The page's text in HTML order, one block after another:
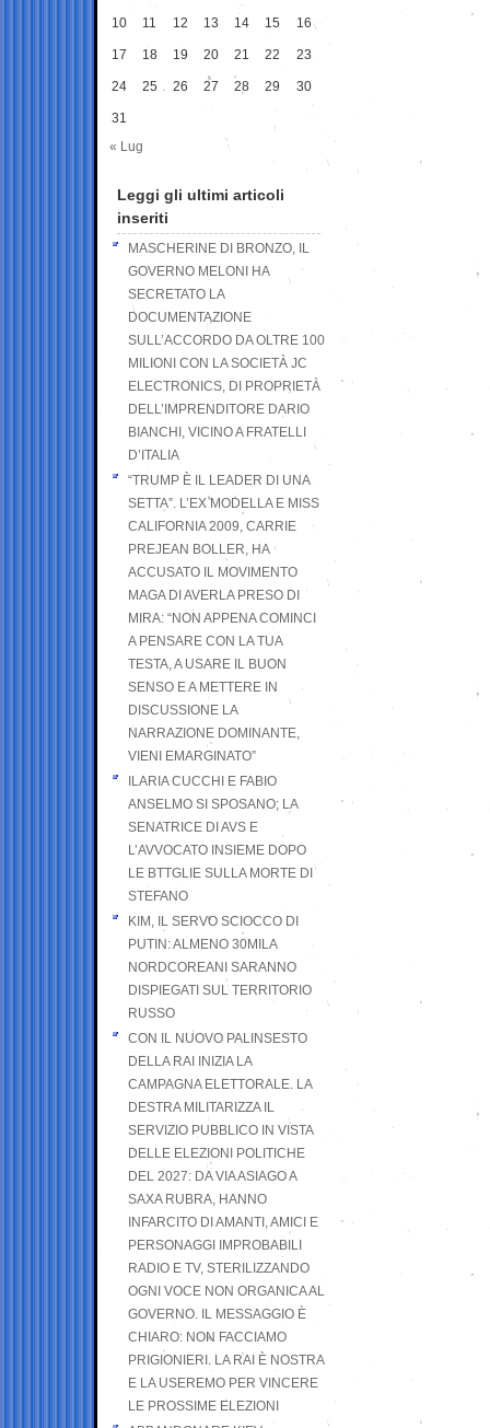
10 11 12 13 14 15 16
17 18 19 20 21 22 23
24 25 26 27 28 29 30
31
« Lug
Leggi gli ultimi articoli
inseriti
MASCHERINE DI BRONZO, IL
GOVERNO MELONI HA
SECRETATO LA
DOCUMENTAZIONE
SULL’ACCORDO DA OLTRE 100
MILIONI CON LA SOCIETÀ JC
ELECTRONICS, DI PROPRIETÀ
DELL’IMPRENDITORE DARIO
BIANCHI, VICINO A FRATELLI
D’ITALIA
“TRUMP È IL LEADER DI UNA
SETTA”. L’EX MODELLA E MISS
CALIFORNIA 2009, CARRIE
PREJEAN BOLLER, HA
ACCUSATO IL MOVIMENTO
MAGA DI AVERLA PRESO DI
MIRA: “NON APPENA COMINCI
A PENSARE CON LA TUA
TESTA, A USARE IL BUON
SENSO E A METTERE IN
DISCUSSIONE LA
NARRAZIONE DOMINANTE,
VIENI EMARGINATO”
ILARIA CUCCHI E FABIO
ANSELMO SI SPOSANO; LA
SENATRICE DI AVS E
L’AVVOCATO INSIEME DOPO
LE BTTGLIE SULLA MORTE DI
STEFANO
KIM, IL SERVO SCIOCCO DI
PUTIN: ALMENO 30MILA
NORDCOREANI SARANNO
DISPIEGATI SUL TERRITORIO
RUSSO
CON IL NUOVO PALINSESTO
DELLA RAI INIZIA LA
CAMPAGNA ELETTORALE. LA
DESTRA MILITARIZZA IL
SERVIZIO PUBBLICO IN VISTA
DELLE ELEZIONI POLITICHE
DEL 2027: DA VIA ASIAGO A
SAXA RUBRA, HANNO
INFARCITO DI AMANTI, AMICI E
PERSONAGGI IMPROBABILI
RADIO E TV, STERILIZZANDO
OGNI VOCE NON ORGANICA AL
GOVERNO. IL MESSAGGIO È
CHIARO: NON FACCIAMO
PRIGIONIERI. LA RAI È NOSTRA
E LA USEREMO PER VINCERE
LE PROSSIME ELEZIONI